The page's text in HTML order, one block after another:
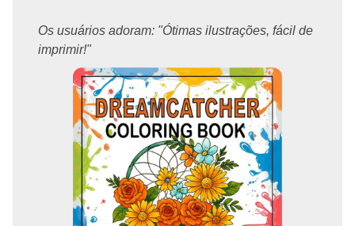
Os usuários adoram: "Ótimas ilustrações, fácil de
imprimir!"